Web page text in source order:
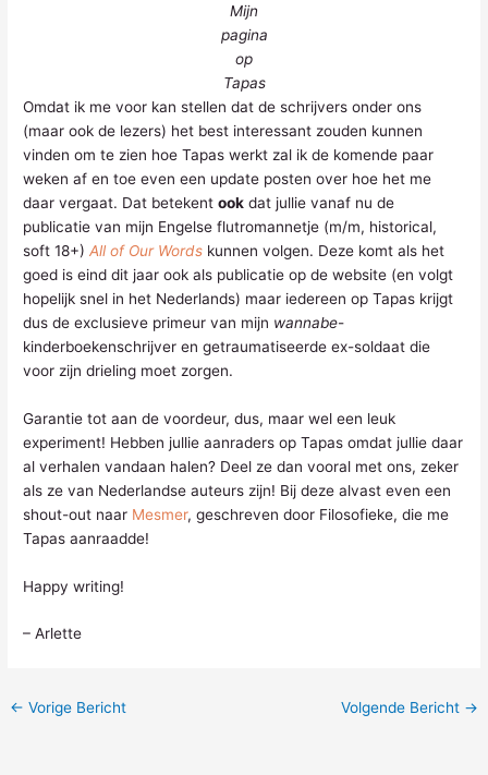
Mijn
pagina
op
Tapas
Omdat ik me voor kan stellen dat de schrijvers onder ons
(maar ook de lezers) het best interessant zouden kunnen
vinden om te zien hoe Tapas werkt zal ik de komende paar
weken af en toe even een update posten over hoe het me
daar vergaat. Dat betekentook dat jullie vanaf nu de
publicatie van mijn Engelse flutromannetje (m/m, historical,
soft 18+)All of Our Words kunnen volgen. Deze komt als het
goed is eind dit jaar ook als publicatie op de website (en volgt
hopelijk snel in het Nederlands) maar iedereen op Tapas krijgt
dus de exclusieve primeur van mijn wannabe-
kinderboekenschrijver en getraumatiseerde ex-soldaat die
voor zijn drieling moet zorgen.
Garantie tot aan de voordeur, dus, maar wel een leuk
experiment! Hebben jullie aanraders op Tapas omdat jullie daar
al verhalen vandaan halen? Deel ze dan vooral met ons, zeker
als ze van Nederlandse auteurs zijn! Bij deze alvast even een
shout-out naar Mesmer, geschreven door Filosofieke, die me
Tapas aanraadde!
Happy writing!
– Arlette
← Vorige Bericht Volgende Bericht →